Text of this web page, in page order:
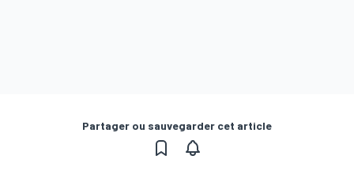
Partager ou sauvegarder cet article